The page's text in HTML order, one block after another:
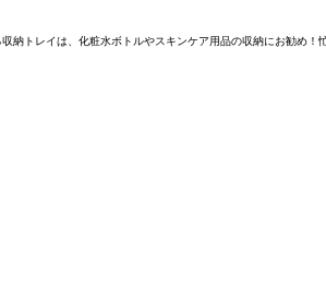
トレイは、化粧水ボトルやスキンケア用品の収納にお勧め！